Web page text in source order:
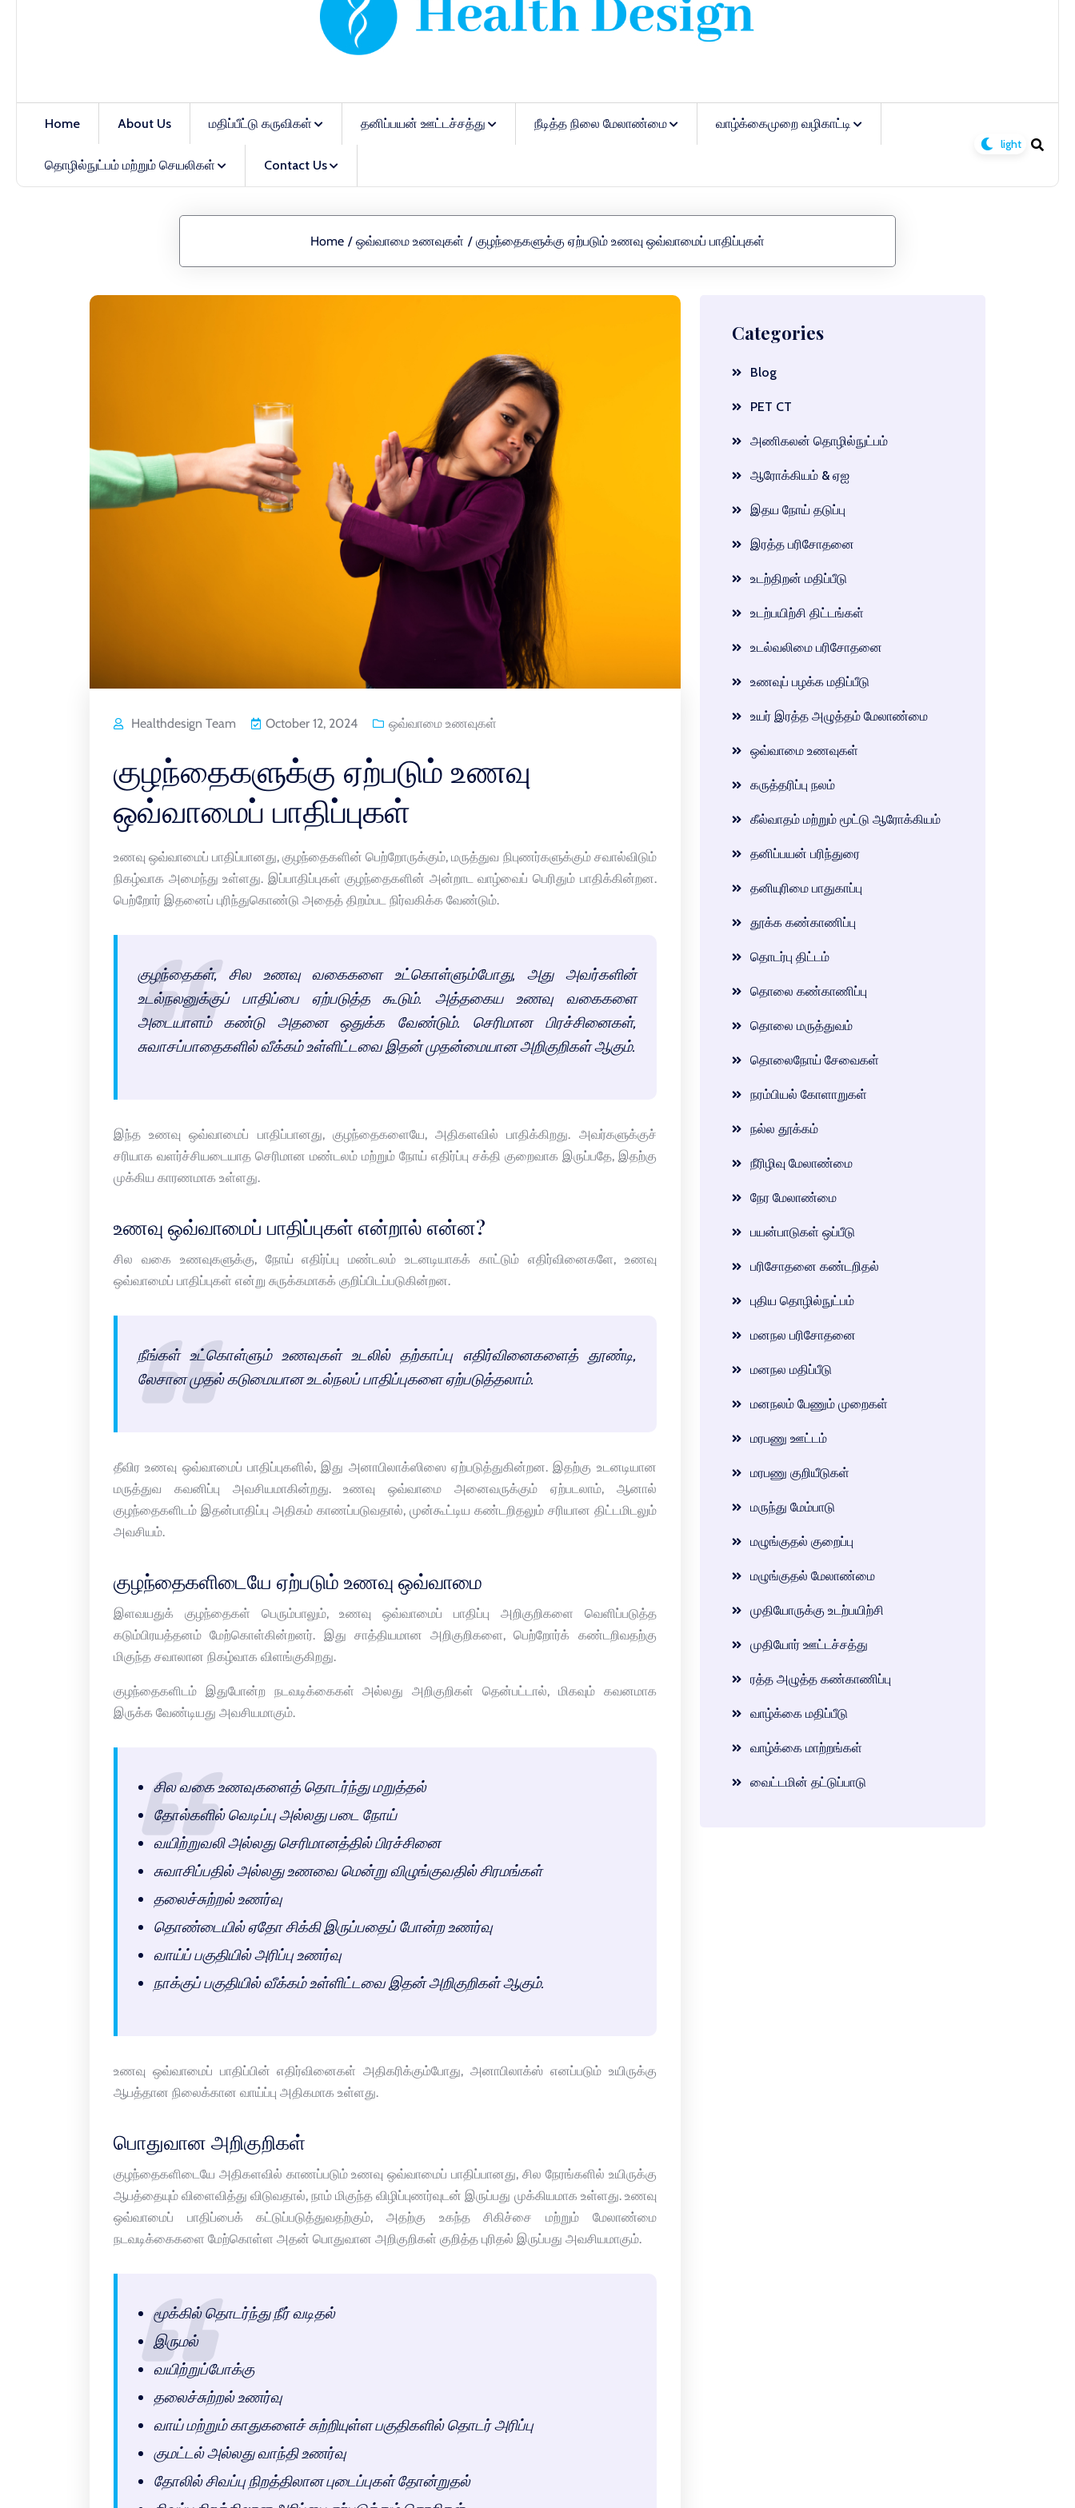
Home About Us மதிப்பீட்டு கருவிகள் தனிப்பயன் ஊட்டச்சத்து நீடித்த நிலை மேலாண்மை வாழ்க்கைமுறை வழிகாட்டி
தொழில்நுட்பம் மற்றும் செயலிகள் Contact Us
Home / ஒவ்வாமை உணவுகள் / குழந்தைகளுக்கு ஏற்படும் உணவு ஒவ்வாமைப் பாதிப்புகள்
Healthdesign Team October 12, 2024 ஒவ்வாமை உணவுகள்
குழந்தைகளுக்கு ஏற்படும் உணவு
ஒவ்வாமைப் பாதிப்புகள்
உணவு ஒவ்வாமைப் பாதிப்பானது, குழந்தைகளின் பெற்றோருக்கும், மருத்துவ நிபுணர்களுக்கும் சவால்விடும்
நிகழ்வாக அமைந்து உள்ளது. இப்பாதிப்புகள் குழந்தைகளின் அன்றாட வாழ்வைப் பெரிதும் பாதிக்கின்றன.
பெற்றோர் இதனைப் புரிந்துகொண்டு அதைத் திறம்பட நிர்வகிக்க வேண்டும்.
குழந்தைகள், சில உணவு வகைகளை உட்கொள்ளும்போது, அது அவர்களின்
உடல்நலனுக்குப் பாதிப்பை ஏற்படுத்த கூடும். அத்தகைய உணவு வகைகளை
அடையாளம் கண்டு அதனை ஒதுக்க வேண்டும். செரிமான பிரச்சினைகள்,
சுவாசப்பாதைகளில் வீக்கம் உள்ளிட்டவை இதன் முதன்மையான அறிகுறிகள் ஆகும்.
இந்த உணவு ஒவ்வாமைப் பாதிப்பானது, குழந்தைகளையே, அதிகளவில் பாதிக்கிறது. அவர்களுக்குச்
சரியாக வளர்ச்சியடையாத செரிமான மண்டலம் மற்றும் நோய் எதிர்ப்பு சக்தி குறைவாக இருப்பதே, இதற்கு
முக்கிய காரணமாக உள்ளது.
உணவு ஒவ்வாமைப் பாதிப்புகள் என்றால் என்ன?
சில வகை உணவுகளுக்கு, நோய் எதிர்ப்பு மண்டலம் உடனடியாகக் காட்டும் எதிர்வினைகளே, உணவு
ஒவ்வாமைப் பாதிப்புகள் என்று சுருக்கமாகக் குறிப்பிடப்படுகின்றன.
நீங்கள் உட்கொள்ளும் உணவுகள் உடலில் தற்காப்பு எதிர்வினைகளைத் தூண்டி,
லேசான முதல் கடுமையான உடல்நலப் பாதிப்புகளை ஏற்படுத்தலாம்.
தீவிர உணவு ஒவ்வாமைப் பாதிப்புகளில், இது அனாபிலாக்ஸிஸை ஏற்படுத்துகின்றன. இதற்கு உடனடியான
மருத்துவ கவனிப்பு அவசியமாகின்றது. உணவு ஒவ்வாமை அனைவருக்கும் ஏற்படலாம், ஆனால்
குழந்தைகளிடம் இதன்பாதிப்பு அதிகம் காணப்படுவதால், முன்கூட்டிய கண்டறிதலும் சரியான திட்டமிடலும்
அவசியம்.
குழந்தைகளிடையே ஏற்படும் உணவு ஒவ்வாமை
இளவயதுக் குழந்தைகள் பெரும்பாலும், உணவு ஒவ்வாமைப் பாதிப்பு அறிகுறிகளை வெளிப்படுத்த
கடும்பிரயத்தனம் மேற்கொள்கின்றனர். இது சாத்தியமான அறிகுறிகளை, பெற்றோர்க் கண்டறிவதற்கு
மிகுந்த சவாலான நிகழ்வாக விளங்குகிறது.
குழந்தைகளிடம் இதுபோன்ற நடவடிக்கைகள் அல்லது அறிகுறிகள் தென்பட்டால், மிகவும் கவனமாக
இருக்க வேண்டியது அவசியமாகும்.
சில வகை உணவுகளைத் தொடர்ந்து மறுத்தல்
தோல்களில் வெடிப்பு அல்லது படை நோய்
வயிற்றுவலி அல்லது செரிமானத்தில் பிரச்சினை
சுவாசிப்பதில் அல்லது உணவை மென்று விழுங்குவதில் சிரமங்கள்
தலைச்சுற்றல் உணர்வு
தொண்டையில் ஏதோ சிக்கி இருப்பதைப் போன்ற உணர்வு
வாய்ப் பகுதியில் அரிப்பு உணர்வு
நாக்குப் பகுதியில் வீக்கம் உள்ளிட்டவை இதன் அறிகுறிகள் ஆகும்.
உணவு ஒவ்வாமைப் பாதிப்பின் எதிர்வினைகள் அதிகரிக்கும்போது, அனாபிலாக்ஸ் எனப்படும் உயிருக்கு
ஆபத்தான நிலைக்கான வாய்ப்பு அதிகமாக உள்ளது.
பொதுவான அறிகுறிகள்
குழந்தைகளிடையே அதிகளவில் காணப்படும் உணவு ஒவ்வாமைப் பாதிப்பானது, சில நேரங்களில் உயிருக்கு
ஆபத்தையும் விளைவித்து விடுவதால், நாம் மிகுந்த விழிப்புணர்வுடன் இருப்பது முக்கியமாக உள்ளது. உணவு
ஒவ்வாமைப் பாதிப்பைக் கட்டுப்படுத்துவதற்கும், அதற்கு உகந்த சிகிச்சை மற்றும் மேலாண்மை
நடவடிக்கைகளை மேற்கொள்ள அதன் பொதுவான அறிகுறிகள் குறித்த புரிதல் இருப்பது அவசியமாகும்.
மூக்கில் தொடர்ந்து நீர் வடிதல்
இருமல்
வயிற்றுப்போக்கு
தலைச்சுற்றல் உணர்வு
வாய் மற்றும் காதுகளைச் சுற்றியுள்ள பகுதிகளில் தொடர் அரிப்பு
குமட்டல் அல்லது வாந்தி உணர்வு
தோலில் சிவப்பு நிறத்திலான புடைப்புகள் தோன்றுதல்
Categories
Blog
PET CT
அணிகலன் தொழில்நுட்பம்
ஆரோக்கியம் & ஏஐ
இதய நோய் தடுப்பு
இரத்த பரிசோதனை
உடற்திறன் மதிப்பீடு
உடற்பயிற்சி திட்டங்கள்
உடல்வலிமை பரிசோதனை
உணவுப் பழக்க மதிப்பீடு
உயர் இரத்த அழுத்தம் மேலாண்மை
ஒவ்வாமை உணவுகள்
கருத்தரிப்பு நலம்
கீல்வாதம் மற்றும் மூட்டு ஆரோக்கியம்
தனிப்பயன் பரிந்துரை
தனியுரிமை பாதுகாப்பு
தூக்க கண்காணிப்பு
தொடர்பு திட்டம்
தொலை கண்காணிப்பு
தொலை மருத்துவம்
தொலைநோய் சேவைகள்
நரம்பியல் கோளாறுகள்
நல்ல தூக்கம்
நீரிழிவு மேலாண்மை
நேர மேலாண்மை
பயன்பாடுகள் ஒப்பீடு
பரிசோதனை கண்டறிதல்
புதிய தொழில்நுட்பம்
மனநல பரிசோதனை
மனநல மதிப்பீடு
மனநலம் பேணும் முறைகள்
மரபணு ஊட்டம்
மரபணு குறியீடுகள்
மருந்து மேம்பாடு
மழுங்குதல் குறைப்பு
மழுங்குதல் மேலாண்மை
முதியோருக்கு உடற்பயிற்சி
முதியோர் ஊட்டச்சத்து
ரத்த அழுத்த கண்காணிப்பு
வாழ்க்கை மதிப்பீடு
வாழ்க்கை மாற்றங்கள்
வைட்டமின் தட்டுப்பாடு